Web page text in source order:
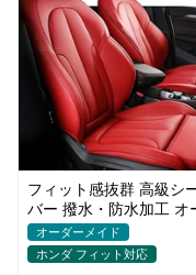
フィット感抜群 高級シ
バー 撥水・防水加工 オ
ーメイド 6色レザー 全席セッ
ト
オーダーメイド
ホンダ フィット対応